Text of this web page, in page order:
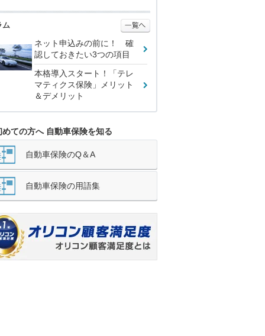
ム
ネット申込みの前に！ 確
認しておきたい3つの項目
本格導入スタート！「テレ
マティクス保険」メリット
＆デメリット
めての方へ 自動車保険を知る
自動車保険のQ＆A
自動車保険の用語集